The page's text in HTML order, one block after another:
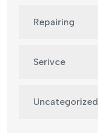
Repairing
Serivce
Uncategorized